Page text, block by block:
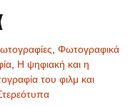
Φωτογραφικά
Η ψηφιακή και η
του φιλμ και